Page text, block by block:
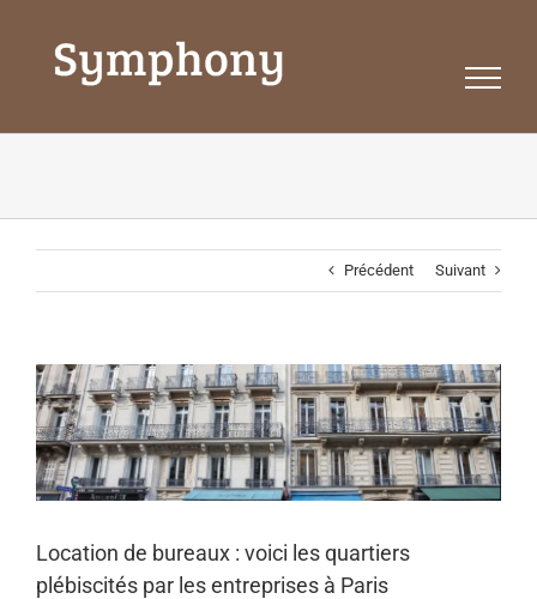
Précédent Suivant
Location de bureaux : voici les quartiers
plébiscités par les entreprises à Paris